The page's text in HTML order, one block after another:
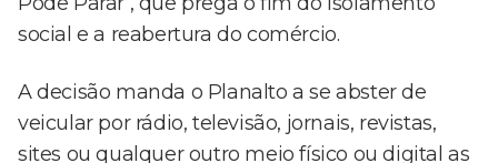
social e a reabertura do comércio.
A decisão manda o Planalto a se abster de
veicular por rádio, televisão, jornais, revistas,
sites ou qualquer outro meio físico ou digital as